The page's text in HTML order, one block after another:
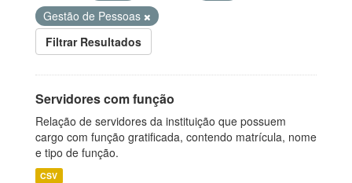
Gestão de Pessoas
Filtrar Resultados
Servidores com função
Relação de servidores da instituição que possuem
cargo com função gratificada, contendo matrícula, nome
e tipo de função.
CSV